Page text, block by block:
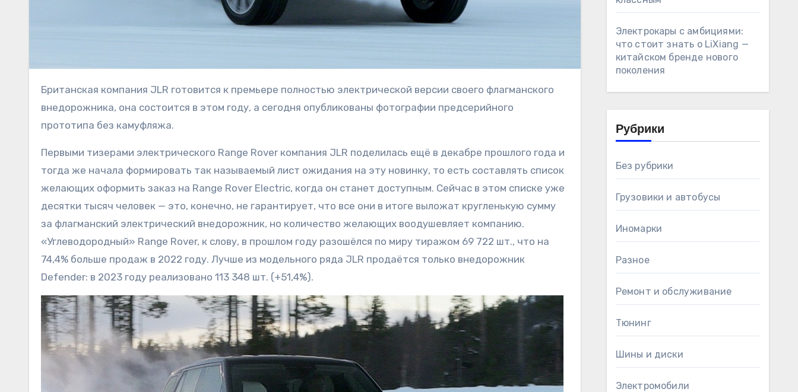
Британская компания JLR готовится к премьере полностью электрической версии своего флагманского
внедорожника, она состоится в этом году, а сегодня опубликованы фотографии предсерийного
прототипа без камуфляжа.
Первыми тизерами электрического Range Rover компания JLR поделилась ещё в декабре прошлого года и
тогда же начала формировать так называемый лист ожидания на эту новинку, то есть составлять список
желающих оформить заказ на Range Rover Electric, когда он станет доступным. Сейчас в этом списке уже
десятки тысяч человек — это, конечно, не гарантирует, что все они в итоге выложат кругленькую сумму
за флагманский электрический внедорожник, но количество желающих воодушевляет компанию.
«Углеводородный» Range Rover, к слову, в прошлом году разошёлся по миру тиражом 69 722 шт., что на
74,4% больше продаж в 2022 году. Лучше из модельного ряда JLR продаётся только внедорожник
Defender: в 2023 году реализовано 113 348 шт. (+51,4%).
Электрокары с амбициями:
что стоит знать о LiXiang —
китайском бренде нового
поколения
Рубрики
Без рубрики
Грузовики и автобусы
Иномарки
Разное
Ремонт и обслуживание
Тюнинг
Шины и диски
Электромобили